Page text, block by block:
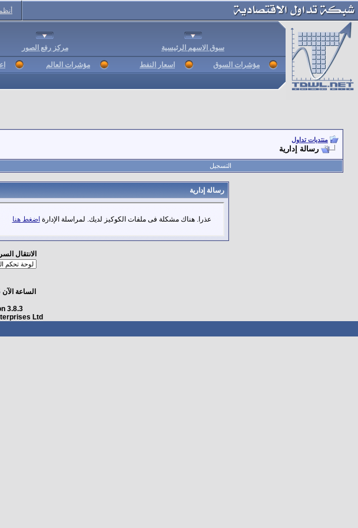
سوق الاسهم الرئيسية مركز رفع الصور
مؤشرات السوق اسعار النفط مؤشرات العالم
منتديات تداول
رسالة إدارية
التسجيل
رسالة إدارية
عذرا. هناك مشكلة فى ملفات الكوكيز لديك. لمراسلة الإدارة اضغط هنا
الانتقال
الساعة الآن
3.8.3
Ltd.